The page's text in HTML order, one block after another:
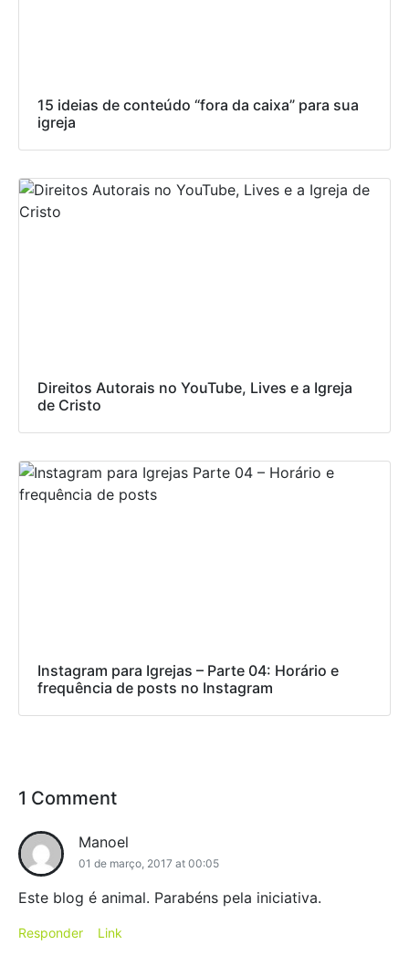
15 ideias de conteúdo “fora da caixa” para sua
igreja
Direitos Autorais no YouTube, Lives e a Igreja
de Cristo
Instagram para Igrejas – Parte 04: Horário e
frequência de posts no Instagram
1 Comment
Manoel
01 de março, 2017 at 00:05
Este blog é animal. Parabéns pela iniciativa.
Responder Link